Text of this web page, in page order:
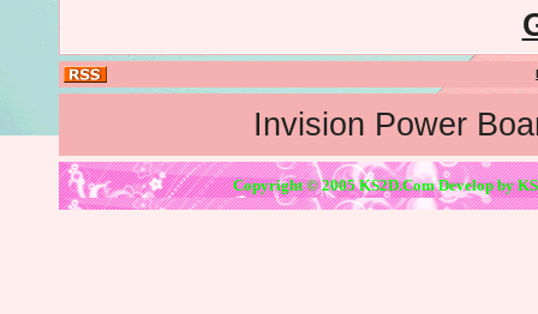
Invision Power
Copyright © 2005 KS2D.Com Develop by